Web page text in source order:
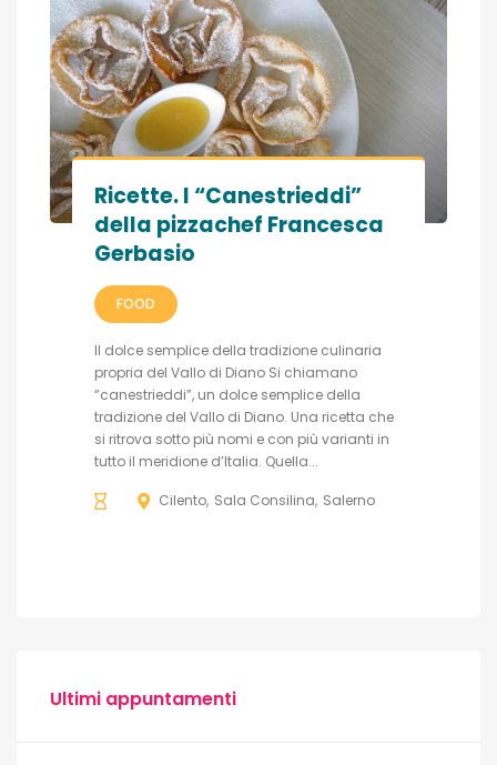
Ricette. I “Canestrieddi”
della pizzachef Francesca
Gerbasio
FOOD
Il dolce semplice della tradizione culinaria
propria del Vallo di Diano Si chiamano
“canestrieddi”, un dolce semplice della
tradizione del Vallo di Diano. Una ricetta che
si ritrova sotto più nomi e con più varianti in
tutto il meridione d’Italia. Quella...
Cilento Sala Consilina Salerno
Ultimi appuntamenti